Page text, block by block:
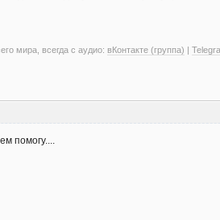
мира, всегда с аудио: вКонтакте (группа) |
помогу....